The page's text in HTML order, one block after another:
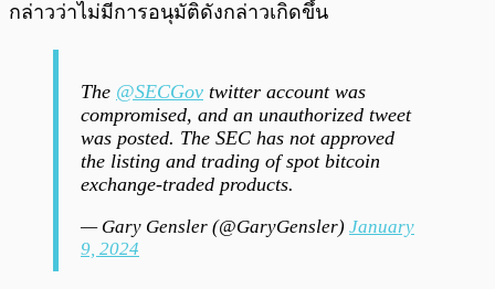
กล่าวว่าไม่มีการอนุมัติดังกล่าวเกิดขึ้น
The @SECGov twitter account was
compromised, and an unauthorized tweet
was posted. The SEC has not approved
the listing and trading of spot bitcoin
exchange-traded products.
— Gary Gensler (@GaryGensler) January
9, 2024